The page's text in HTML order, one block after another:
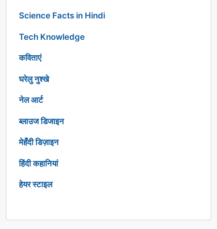
Science Facts in Hindi
Tech Knowledge
कविताएं
घरेलु नुश्खे
नेल आर्ट
ब्लाउज डिजाइन
मेहँदी डिज़ाइन
हिंदी कहानियां
हेयर स्टाइल